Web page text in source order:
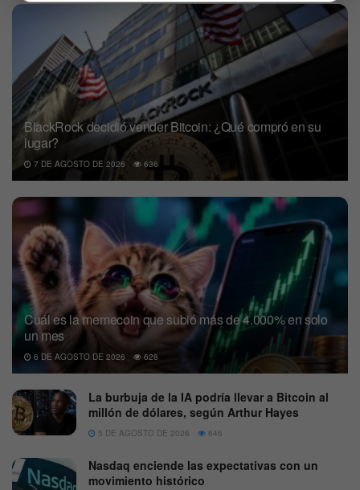
BlackRock decidió vender Bitcoin: ¿Qué compró en su
lugar?
7 DE AGOSTO DE 2026 636
Cuál es la memecoin que subió más de 4.000% en solo
un mes
6 DE AGOSTO DE 2026 628
La burbuja de la IA podría llevar a Bitcoin al
millón de dólares, según Arthur Hayes
5 DE AGOSTO DE 2026 646
Nasdaq enciende las expectativas con un
movimiento histórico